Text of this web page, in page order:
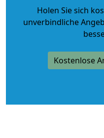
Holen Sie sich
unverbindliche
Kostenlose